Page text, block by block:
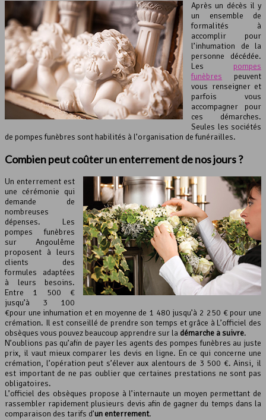
Après un décès il y
un ensemble de
formalités à
accomplir pour
l’inhumation de la
personne décédée.
Les pompes
funèbres peuvent
vous renseigner et
parfois vous
accompagner pour
ces démarches.
Seules les sociétés
de pompes funèbres sont habilités à l’organisation de funérailles.
Combien peut coûterun enterrementde nos jours ?
Un enterrement est
une cérémonie qui
demande de
nombreuses
dépenses. Les
pompes funèbres
sur Angoulême
proposent à leurs
clients des
formules adaptées
à leurs besoins.
Entre 1 500 €
jusqu’à 3 100
€pour une inhumation et en moyenne de 1 480 jusqu’à 2 250 € pour une
crémation. Il est conseillé de prendre son temps et grâce à L’officiel des
obsèques vous pouvez beaucoup apprendre sur la démarche à suivre.
N’oublions pas qu’afin de payer les agents des pompes funèbres au juste
prix, il vaut mieux comparer les devis en ligne. En ce qui concerne une
crémation, l’opération peut s’élever aux alentours de 3 500 €. Ainsi, il
est important de ne pas oublier que certaines prestations ne sont pas
obligatoires.
L’officiel des obsèques propose à l’internaute un moyen permettant de
rassembler rapidement plusieurs devis afin de gagner du temps dans la
comparaison des tarifs d’un enterrement.